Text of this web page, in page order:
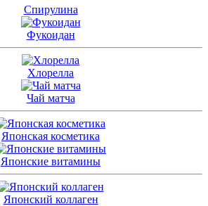
Спирулина
Фукоидан
Хлорелла
Чай матча
Японская косметика
Японские витамины
Японский коллаген